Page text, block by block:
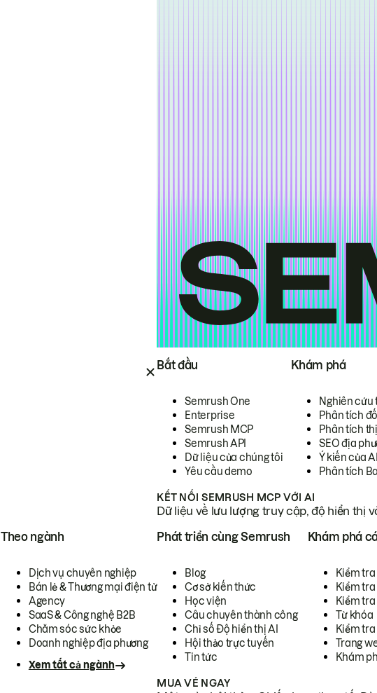
Bắt đầu
Semrush One
Enterprise
Semrush MCP
Semrush API
Dữ liệu của chúng tôi
Yêu cầu demo
Khám phá
Nghiên cứu
Phân tích
Phân tích
SEO địa
Ý kiến của
Phân tích
KẾT NỐI SEMRUSH MCP VỚI AI
Dữ liệu về lưu lượng truy cập, độ hiển thị
Theo ngành
Dịch vụ chuyên nghiệp
Bán lẻ & Thương mại điện tử
Agency
SaaS & Công nghệ B2B
Chăm sóc sức khỏe
Doanh nghiệp địa phương
Xem tất cả ngành
Phát triển cùng Semrush
Blog
Cơ sở kiến thức
Học viện
Câu chuyên thành công
Chỉ số Độ hiển thị AI
Hội thảo trực tuyến
Tin tức
Khám phá
Kiểm
Kiểm tra
Kiểm
Từ khóa
Kiểm
Trang
Khám
MUA VÉ NGAY